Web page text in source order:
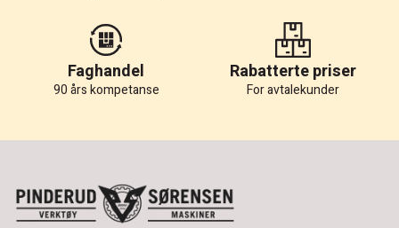
Faghandel
90 års kompetanse
Rabatterte priser
For avtalekunder